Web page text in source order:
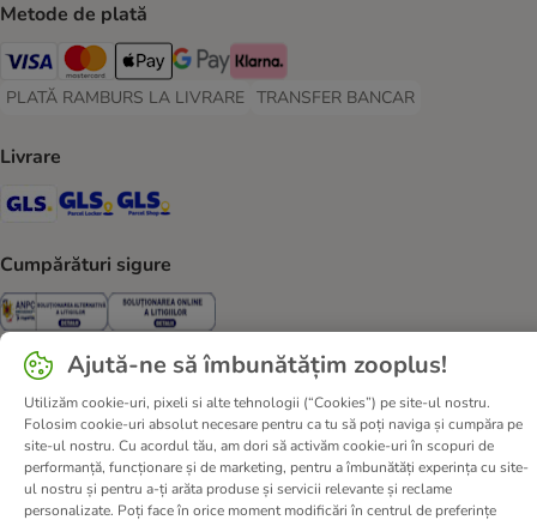
Metode de plată
Visa Payment Method
Master Card Payment Method
Apple Pay Payment Method
Google Pay Payment Method
Klarna Payment Method
PLATĂ RAMBURS LA LIVRARE
PLATĂ RAMBURS LA LIVRARE Payment Method
TRANSFER BANCAR
TRANSFER BANCAR Payment
Livrare
GLS Shipping Method
GLS Locker Shipping Method
Cumpărături sigure
Security Security
Despre noi Cariere zooplus
Corporate Website
Informații legale
Termeni şi condiţii
Deșeuri și protecția mediului
Contact
Taxa şi durata de livrare
Retrageți-vă din contract aici
Metode de plată
Ajută-ne să îmbunătățim zooplus!
Utilizăm cookie-uri, pixeli si alte tehnologii (“Cookies”) pe site-ul nostru.
Folosim cookie-uri absolut necesare pentru ca tu să poți naviga și cumpăra pe
site-ul nostru. Cu acordul tău, am dori să activăm cookie-uri în scopuri de
performanță, funcționare și de marketing, pentru a îmbunătăți experința cu site-
ul nostru și pentru a-ți arăta produse și servicii relevante și reclame
personalizate. Poți face în orice moment modificări în centrul de preferințe